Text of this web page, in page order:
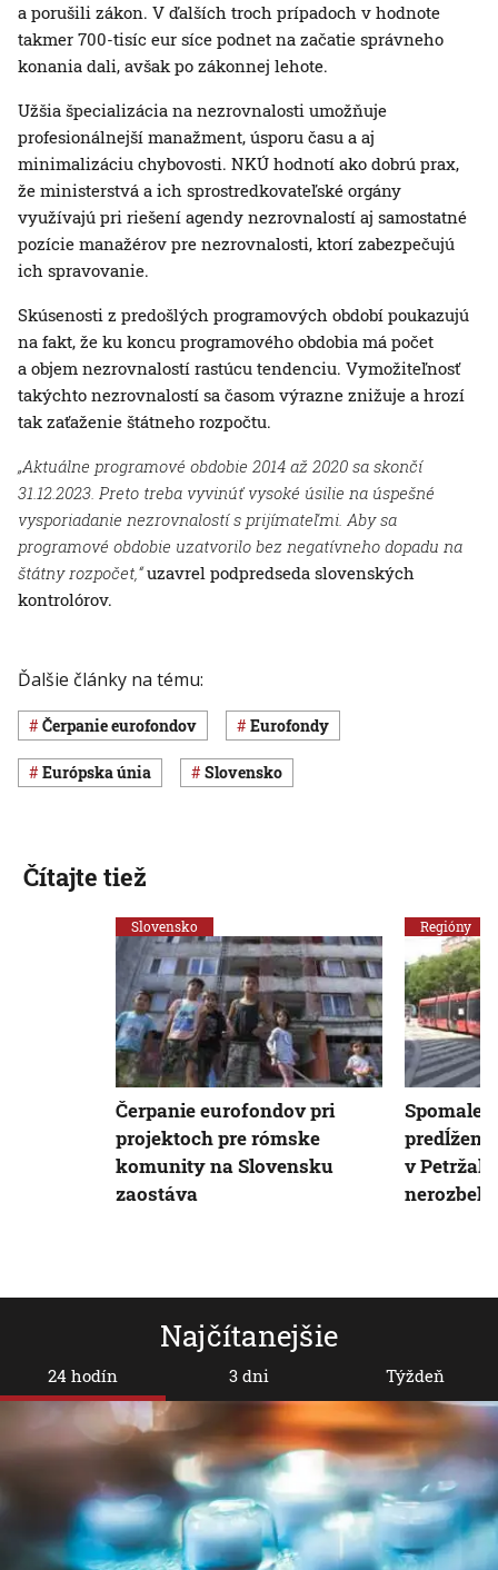
a porušili zákon. V ďalších troch prípadoch v hodnote
takmer 700-tisíc eur síce podnet na začatie správneho
konania dali, avšak po zákonnej lehote.
Užšia špecializácia na nezrovnalosti umožňuje
profesionálnejší manažment, úsporu času a aj
minimalizáciu chybovosti. NKÚ hodnotí ako dobrú prax,
že ministerstvá a ich sprostredkovateľské orgány
využívajú pri riešení agendy nezrovnalostí aj samostatné
pozície manažérov pre nezrovnalosti, ktorí zabezpečujú
ich spravovanie.
Skúsenosti z predošlých programových období poukazujú
na fakt, že ku koncu programového obdobia má počet
a objem nezrovnalostí rastúcu tendenciu. Vymožiteľnosť
takýchto nezrovnalostí sa časom výrazne znižuje a hrozí
tak zaťaženie štátneho rozpočtu.
„Aktuálne programové obdobie 2014 až 2020 sa skončí
31.12.2023. Preto treba vyvinúť vysoké úsilie na úspešné
vysporiadanie nezrovnalostí s prijímateľmi. Aby sa
programové obdobie uzatvorilo bez negatívneho dopadu na
štátny rozpočet,“uzavrel podpredseda slovenských
kontrolórov.
Ďalšie články na tému:
čerpanie eurofondov eurofondy
Európska únia Slovensko
Najčítanejšie
24 hodín 3 dni Týždeň
Čítajte tiež
Slovensko
Čerpanie eurofondov pri
projektoch pre rómske
komunity na Slovensku
zaostáva
Regióny
predĺžení
v